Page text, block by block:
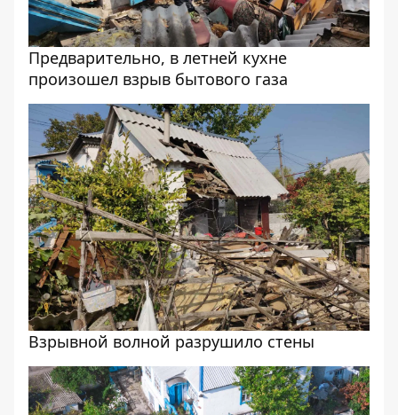
Предварительно, в летней кухне
произошел взрыв бытового газа
Взрывной волной разрушило стены